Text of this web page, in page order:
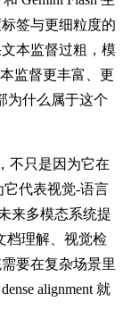
签与更细粒度的
本监督过粗，模
监督更丰富、更
为什么属于这个
不只是因为它在
它代表视觉-语言
来多模态系统提
档理解、视觉检
要在复杂场景里
alignment 就